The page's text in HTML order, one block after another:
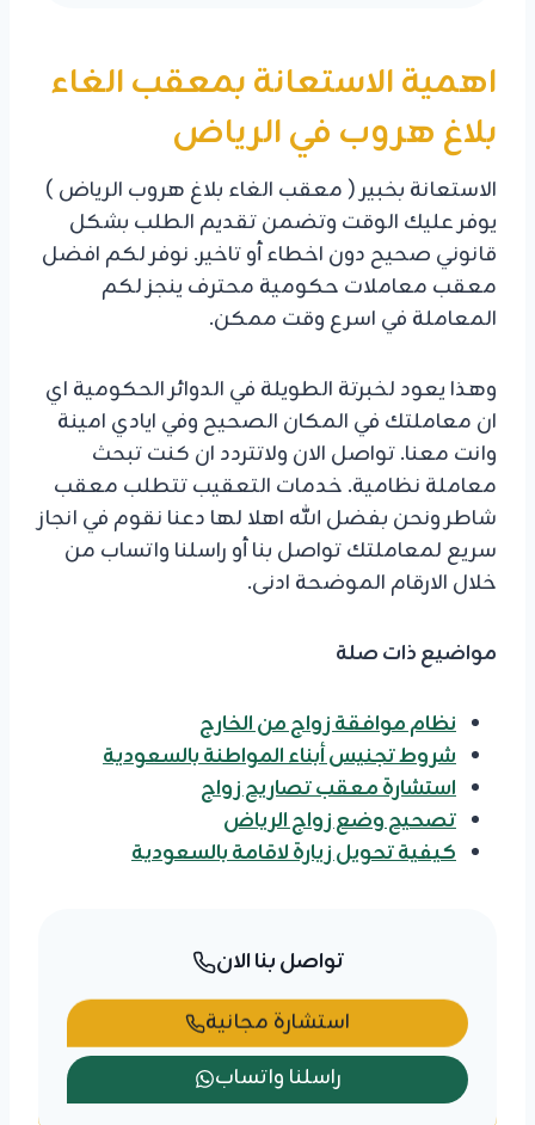
اهمية الاستعانة بمعقب الغاء
بلاغ هروب في الرياض
الاستعانة بخبير ( معقب الغاء بلاغ هروب الرياض )
يوفر عليك الوقت وتضمن تقديم الطلب بشكل
قانوني صحيح دون اخطاء أو تاخير. نوفر لكم افضل
معقب معاملات حكومية محترف ينجز لكم
المعاملة في اسرع وقت ممكن.
وهذا يعود لخبرتة الطويلة في الدوائر الحكومية اي
ان معاملتك في المكان الصحيح وفي ايادي امينة
وانت معنا. تواصل الان ولاتتردد ان كنت تبحث
معاملة نظامية. خدمات التعقيب تتطلب معقب
شاطر ونحن بفضل الله اهلا لها دعنا نقوم في انجاز
سريع لمعاملتك تواصل بنا أو راسلنا واتساب من
خلال الارقام الموضحة ادنى.
مواضيع ذات صلة
نظام موافقة زواج من الخارج
شروط تجنيس أبناء المواطنة بالسعودية
استشارة معقب تصاريح زواج
تصحيح وضع زواج الرياض
كيفية تحويل زيارة لاقامة بالسعودية
تواصل بنا الان
استشارة مجانية
راسلنا واتساب